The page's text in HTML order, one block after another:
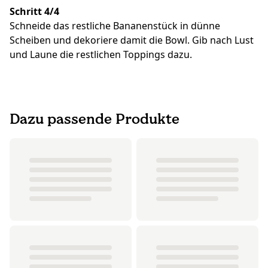
Schritt 4/4
Schneide das restliche Bananenstück in dünne
Scheiben und dekoriere damit die Bowl. Gib nach Lust
und Laune die restlichen Toppings dazu.
Dazu passende Produkte